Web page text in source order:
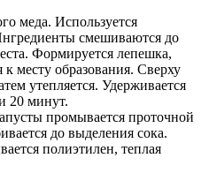
меда. Используется
смешиваются до
Формируется лепешка,
к месту образования. Сверху
утепляется. Удерживается
20 минут.
промывается проточной
до выделения сока.
полиэтилен, теплая